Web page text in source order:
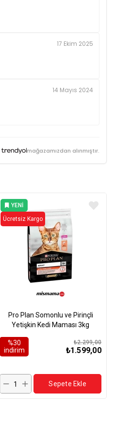
17 Ekim 2025
14 Mayıs 2024
mağazamızdan alınmıştır.
Pro Plan Somonlu ve Pirinçli
Yetişkin Kedi Maması 3kg
%30
i̇ndirim
₺1.599,00
₺2.299,00
Sepete Ekle
YENI
ÜRÜN
Ücretsiz Kargo